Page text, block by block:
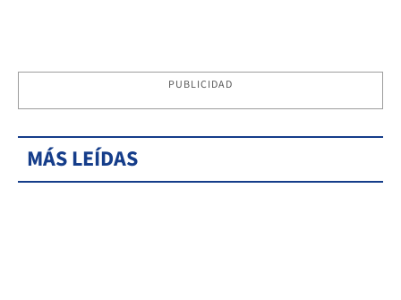
PUBLICIDAD
MÁS LEÍDAS